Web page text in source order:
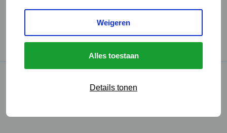
Weigeren
Alles toestaan
Details tonen
GGD Reisvaccinaties